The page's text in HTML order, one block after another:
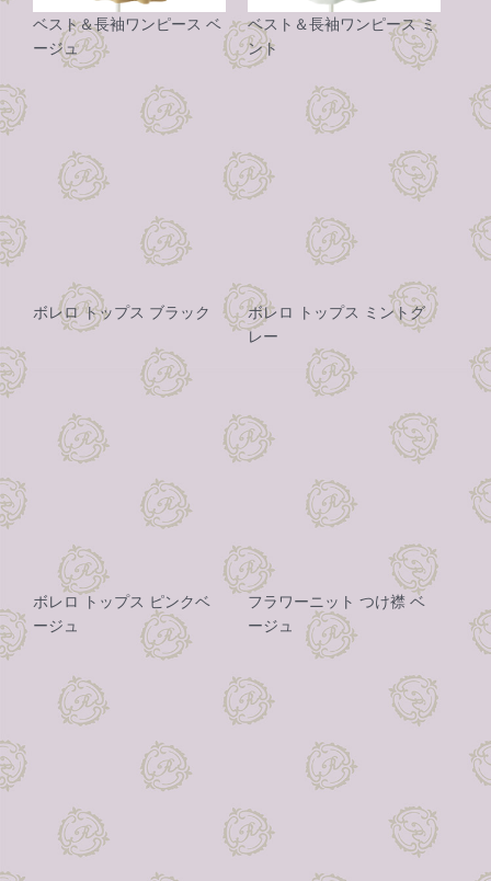
ベスト＆長袖ワンピース ベ
ージュ
ベスト＆長袖ワンピース ミ
ント
ボレロ トップス ブラック
ボレロ トップス ミントグ
レー
ボレロ トップス ピンクベ
ージュ
フラワーニット つけ襟 ベ
ージュ